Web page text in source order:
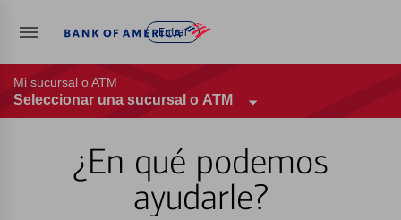
Entrar
Mi sucursal o ATM
Seleccionar una sucursal o ATM
¿En qué podemos
ayudarle?